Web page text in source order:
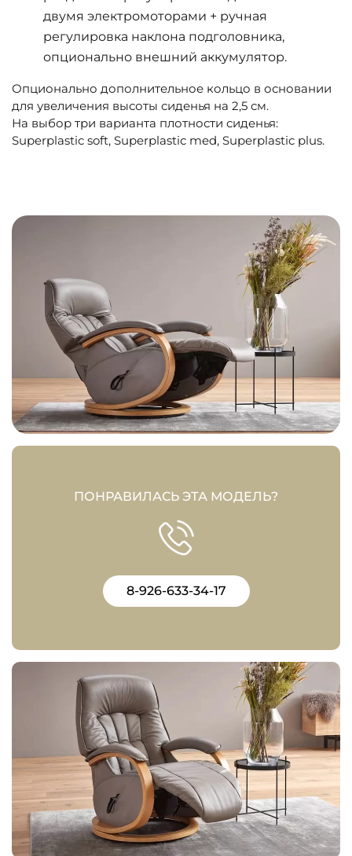
двумя электромоторами + ручная
регулировка наклона подголовника,
опционально внешний аккумулятор.
Опционально дополнительное кольцо в основании
для увеличения высоты сиденья на 2,5 см.
На выбор три варианта плотности сиденья:
Superplastic soft, Superplastic med, Superplastic plus.
ПОНРАВИЛАСЬ ЭТА МОДЕЛЬ?
8-926-633-34-17